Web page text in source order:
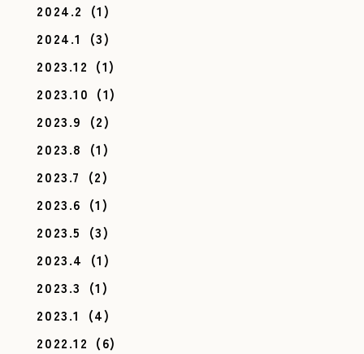
2024.2 (1)
2024.1
(3)
2023.12 (1)
2023.10 (1)
2023.9 (2)
2023.8 (1)
2023.7 (2)
2023.6 (1)
2023.5 (3)
2023.4 (1)
2023.3 (1)
2023.1
(4)
2022.12 (6)